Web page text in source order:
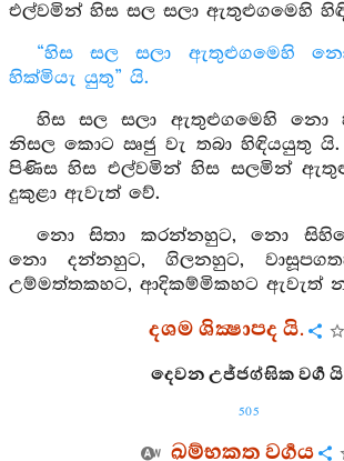
එල්වමින් හිස සල සලා ඇතුළුගමෙහි
“හිස සල සලා ඇතුළුගමෙහි
හික්මියැ යුතු” යි.
හිස සල සලා ඇතුළුගමෙහි නො
නිසල කොට ඍජු වැ තබා හිඳියයුතු යි.
පිණිස හිස එල්වමින් හිස සලමින්
දුකුළා ඇවැත් වේ.
නො සිතා කරන්නහුට, නො
නො දන්නහුට, ගිලනහුට,
උම්මත්තකහට, ආදිකම්මිකහට ඇවැත්
දශම ශික්‍ෂාපද යි.
දෙවන උජ්ජග්ඝික වර්‍ග
505
ඛම්භකත වර්‍ගය